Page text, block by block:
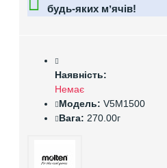
будь-яких мʼячів!
Наявність:
Немає
Модель: V5M1500
Вага: 270.00г